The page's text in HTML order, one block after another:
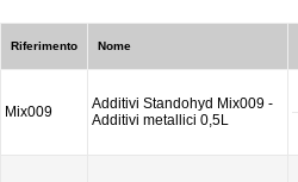
Riferimento Nome
Mix009
Additivi Standohyd Mix009 -
Additivi metallici 0,5L